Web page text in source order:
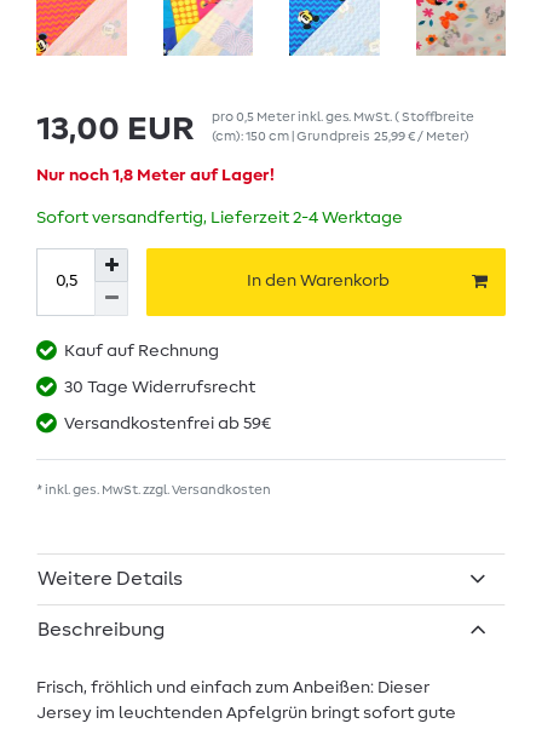
13,00 EUR pro0,5 Meterinkl. ges. MwSt. ( Stoffbreite
(cm): 150 cm | Grundpreis 25,99 € / Meter)
Nur noch 1,8 Meter auf Lager!
Sofort versandfertig, Lieferzeit 2-4 Werktage
In den Warenkorb
Kauf auf Rechnung
30 Tage Widerrufsrecht
Versandkostenfrei ab 59€
* inkl. ges. MwSt. zzgl. Versandkosten
Weitere Details
Beschreibung
Frisch, fröhlich und einfach zum Anbeißen: Dieser
Jersey im leuchtenden Apfelgrün bringt sofort gute